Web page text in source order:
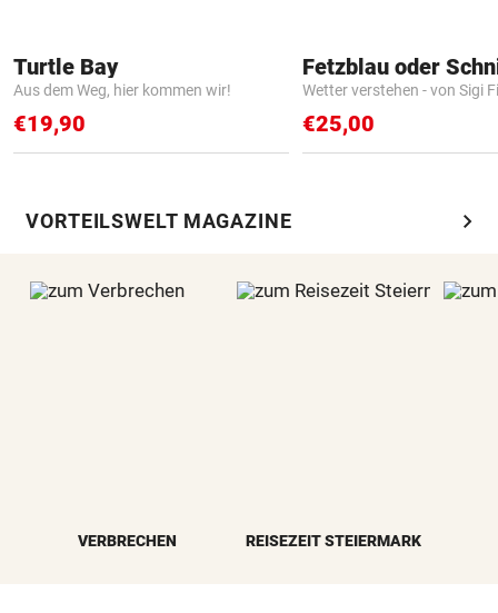
Turtle Bay
Aus dem Weg, hier kommen wir!
€19,90
Fetzblau oder
Wetter verstehen - von Sigi
€25,00
VORTEILSWELT MAGAZINE chevron_right
VERBRECHEN REISEZEIT STEIERMARK